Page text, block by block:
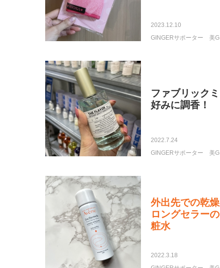
2023.12.10
GINGERサポーター
美
ファブリック
好みに調香！
2022.7.24
GINGERサポーター
美
外出先での乾
ロングセラー
粧水
2022.3.18